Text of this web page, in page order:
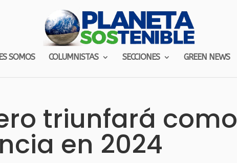
SOMOS COLUMNISTAS SECCIONES GREEN NEWS
triunfará como
en 2024